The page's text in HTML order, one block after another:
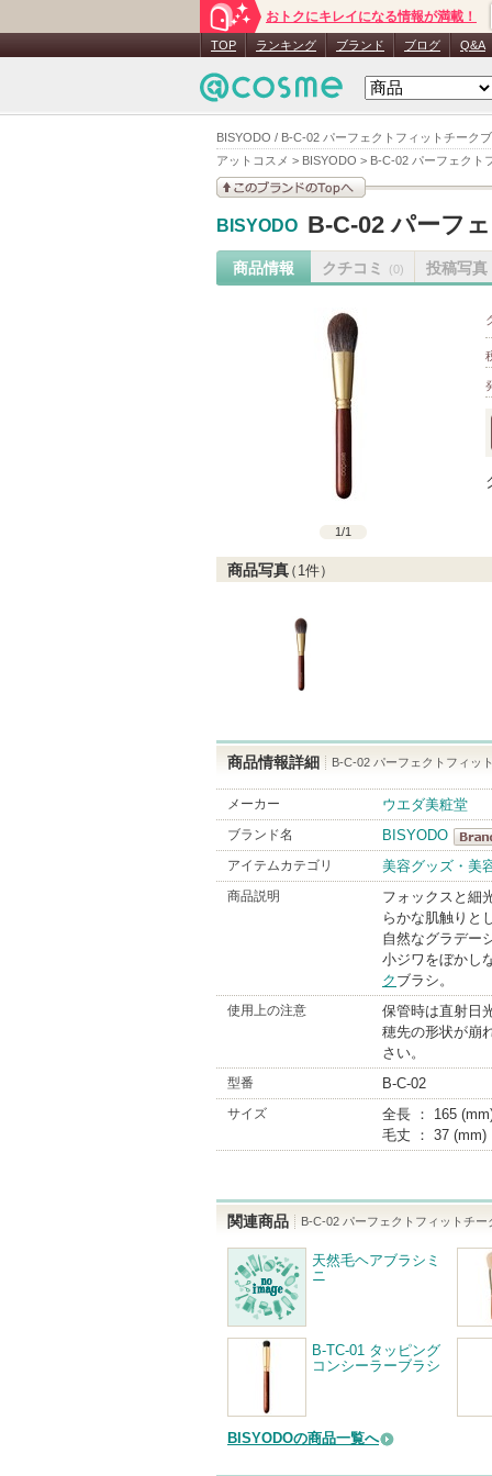
BISYODO / B-C-02 パーフェクトフィットチーク
アットコスメ > BISYODO > B-C-02 パーフェクト
おトクにキレイになる情報が満載！
TOP ランキング ブランド ブログ Q&A
BISYODO B-C-02 パーフ
商品情報 クチコミ (0) 投稿写真
1/1
商品写真（ 1件）
商品情報詳細 B-C-02 パーフェクトフィッ
メーカー ウエダ美粧堂
ブランド名
BISYODO
アイテムカテゴリ 美容グッズ・美
商品説明
フォックスと細
らかな肌触りと
自然なグラデー
小ジワをぼかし
ク ブラシ。
使用上の注意
保管時は直射日
穂先の形状が崩
さい。
型番 B-C-02
サイズ
全長 ： 165
毛丈 ： 37 (mm)
関連商品 B-C-02 パーフェクトフィットチー
天然毛ヘアブラシミ
ニ
B-TC-01 タッピング
コンシーラーブラシ
BISYODOの商品一覧へ